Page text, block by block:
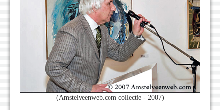
(Amstelveenweb.com collectie - 2007)